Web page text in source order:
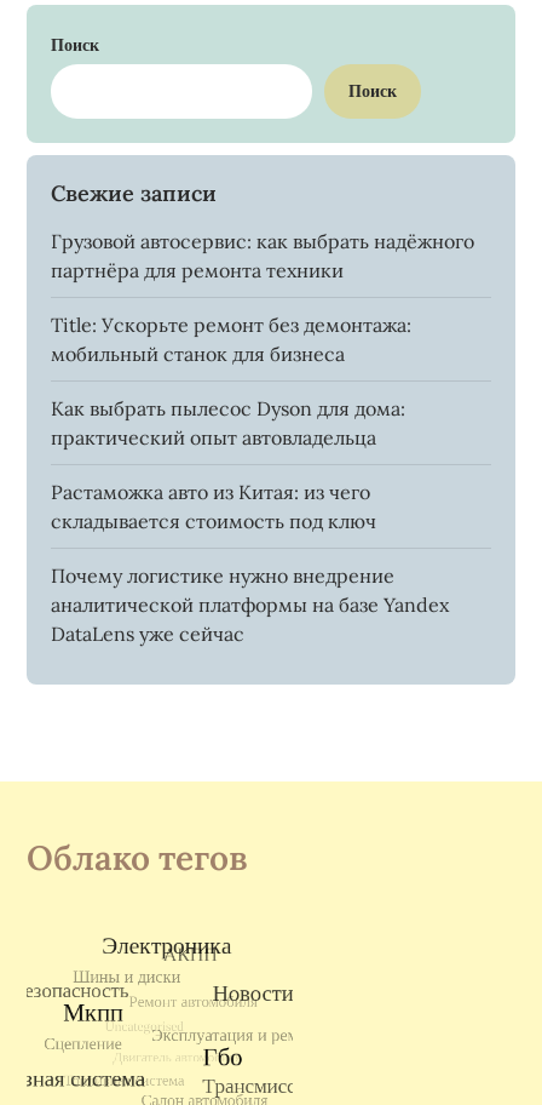
Поиск
Поиск
Свежие записи
Грузовой автосервис: как выбрать надёжного
партнёра для ремонта техники
Title: Ускорьте ремонт без демонтажа:
мобильный станок для бизнеса
Как выбрать пылесос Dyson для дома:
практический опыт автовладельца
Растаможка авто из Китая: из чего
складывается стоимость под ключ
Почему логистике нужно внедрение
аналитической платформы на базе Yandex
DataLens уже сейчас
Облако тегов